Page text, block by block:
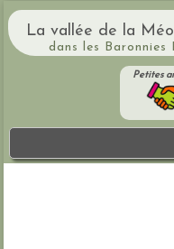
La vallée de la
dans les Baronnies
Petites